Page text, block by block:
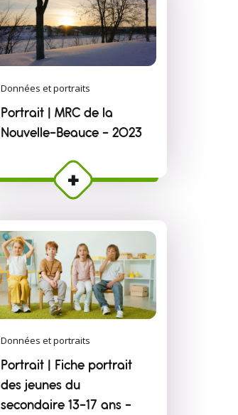
Données et portraits
Portrait | MRC de la
Nouvelle-Beauce - 2023
Données et portraits
Portrait | Fiche portrait
des jeunes du
secondaire 13-17 ans -